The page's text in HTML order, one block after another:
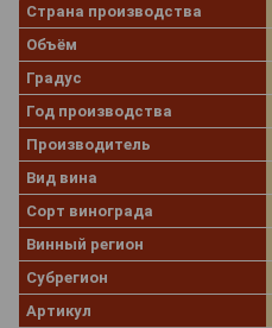
Страна производства
Объём
Градус
Год производства
Производитель
Вид вина
Сорт винограда
Винный регион
Субрегион
Артикул